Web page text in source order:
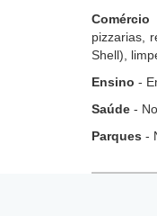
Comércio
pizzarias,
Shell),
Ensino -
Saúde -
Parques -